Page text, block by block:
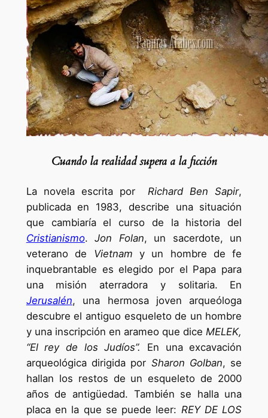
Cuando la realidad supera a la ficción
La novela escrita por Richard Ben Sapir,
publicada en 1983, describe una situación
que cambiaría el curso de la historia del
Cristianismo.Jon Folan, un sacerdote, un
veterano de Vietnam y un hombre de fe
inquebrantable es elegido por el Papa para
una misión aterradora y solitaria. En
Jerusalén, una hermosa joven arqueóloga
descubre el antiguo esqueleto de un hombre
y una inscripción en arameo que dice MELEK,
“El rey de los Judíos”.
En una excavación
arqueológica dirigida por Sharon Golban, se
hallan los restos de un esqueleto de 2000
años de antigüedad. También se halla una
placa en la que se puede leer: REY DE LOS